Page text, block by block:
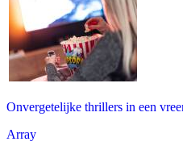
Onvergetelijke thrillers in een
Array